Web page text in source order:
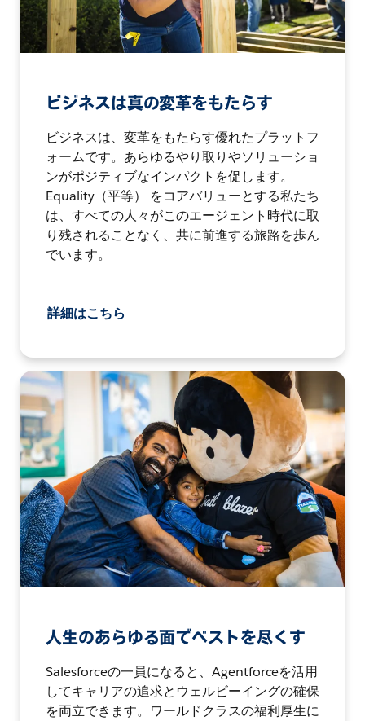
ビジネスは真の変革をもたらす
ビジネスは、変革をもたらす優れたプラットフ
ォームです。あらゆるやり取りやソリューショ
ンがポジティブなインパクトを促します。
Equality（平等） をコアバリューとする私たち
は、すべての人々がこのエージェント時代に取
り残されることなく、共に前進する旅路を歩ん
でいます。
詳細はこちら
人生のあらゆる面でベストを尽くす
Salesforceの一員になると、Agentforceを活用
してキャリアの追求とウェルビーイングの確保
を両立できます。ワールドクラスの福利厚生に